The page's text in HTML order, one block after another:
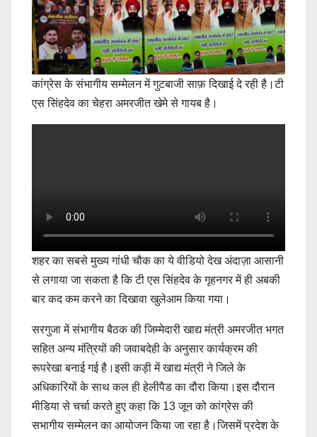
कांग्रेस के संभागीय सम्मेलन में गुटबाजी साफ़ दिखाई दे रही है।टी
एस सिंहदेव का चेहरा अमरजीत खेमे से गायब है।
शहर का सबसे मुख्य गांधी चौक का ये वीडियो देख अंदाज़ा आसानी
से लगाया जा सकता है कि टी एस सिंहदेव के गृहनगर में ही अबकी
बार कद कम करने का दिखावा खुलेआम किया गया।
सरगुजा में संभागीय बैठक की जिम्मेदारी खाद्य मंत्री अमरजीत भगत
सहित अन्य मंत्रियों की जवाबदेही के अनुसार कार्यक्रम की
रूपरेखा बनाई गई है।इसी कड़ी में खाद्य मंत्री ने जिले के
अधिकारियों के साथ कल ही हेलीपैड का दौरा किया।इस दौरान
मीडिया से चर्चा करते हुए कहा कि 13 जून को कांग्रेस की
सभागीय सम्मेलन का आयोजन किया जा रहा है।जिसमें प्रदेश के